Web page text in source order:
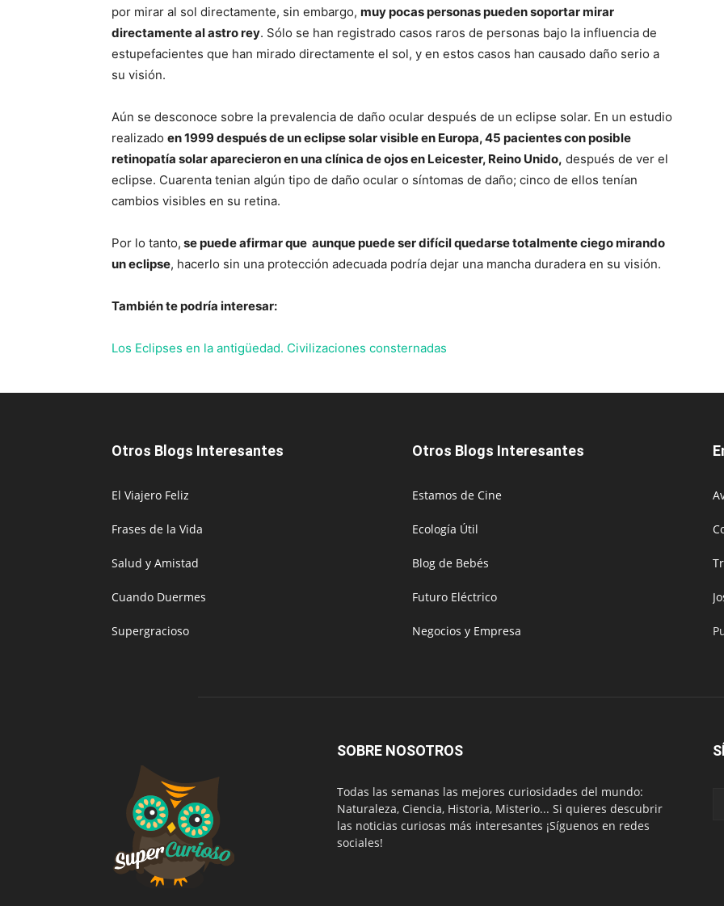
por mirar al sol directamente, sin embargo, muy pocas personas pueden soportar mirar
directamente al astro rey. Sólo se han registrado casos raros de personas bajo la influencia de
estupefacientes que han mirado directamente el sol, y en estos casos han causado daño serio a
su visión.
Aún se desconoce sobre la prevalencia de daño ocular después de un eclipse solar. En un estudio
realizado en 1999 después de un eclipse solar visible en Europa, 45 pacientes con posible
retinopatía solar aparecieron en una clínica de ojos en Leicester, Reino Unido, después de ver el
eclipse. Cuarenta tenian algún tipo de daño ocular o síntomas de daño; cinco de ellos tenían
cambios visibles en su retina.
Por lo tanto, se puede afirmar que aunque puede ser difícil quedarse totalmente ciego mirando
un eclipse, hacerlo sin una protección adecuada podría dejar una mancha duradera en su visión.
También te podría interesar:
Los Eclipses en la antigüedad. Civilizaciones consternadas
Otros Blogs Interesantes
El Viajero Feliz
Frases de la Vida
Salud y Amistad
Cuando Duermes
Supergracioso
Otros Blogs Interesantes
Estamos de Cine
Ecología Útil
Blog de Bebés
Futuro Eléctrico
Negocios y Empresa
SOBRE NOSOTROS
Todas las semanas las mejores curiosidades del mundo:
Naturaleza, Ciencia, Historia, Misterio... Si quieres descubrir
las noticias curiosas más interesantes ¡Síguenos en redes
sociales!